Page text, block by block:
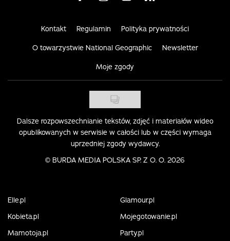
Kontakt Regulamin Polityka prywatności
O towarzystwie National Geographic Newsletter
Moje zgody
Dalsze rozpowszechnianie tekstów, zdjęć i materiałów wideo
opublikowanych w serwisie w całości lub w części wymaga
uprzedniej zgody wydawcy.
© BURDA MEDIA POLSKA SP. Z O. O. 2026
Elle.pl
Glamour.pl
Kobieta.pl
Mojegotowanie.pl
Mamotoja.pl
Party.pl